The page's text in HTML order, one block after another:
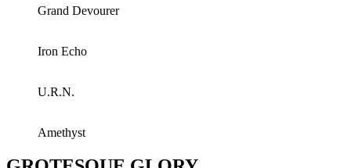
Grand Devourer
Iron Echo
U.R.N.
Amethyst